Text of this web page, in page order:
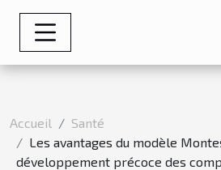
Accueil
Santé
Les avantages du modèle
développement précoce des